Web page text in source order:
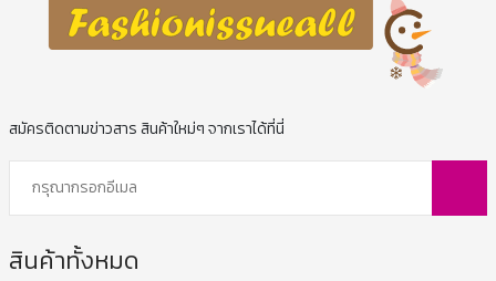
สมัครติดตามข่าวสาร สินค้าใหม่ๆ จากเราได้ที่นี่
สินค้าทั้งหมด